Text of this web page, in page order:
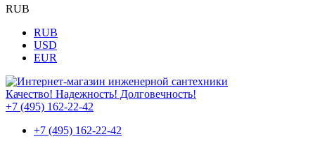
RUB
RUB
USD
EUR
Качество! Надежность! Долговечность!
+7 (495) 162-22-42
+7 (495) 162-22-42